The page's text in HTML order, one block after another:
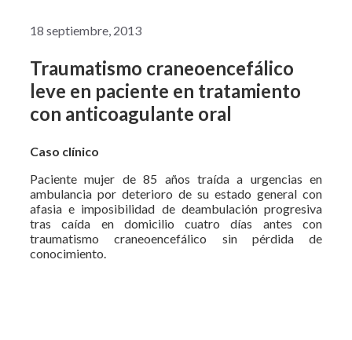
18 septiembre, 2013
Traumatismo craneoencefálico
leve en paciente en tratamiento
con anticoagulante oral
Caso clínico
Paciente mujer de 85 años traída a urgencias en
ambulancia por deterioro de su estado general con
afasia e imposibilidad de deambulación progresiva
tras caída en domicilio cuatro días antes con
traumatismo craneoencefálico sin pérdida de
conocimiento.